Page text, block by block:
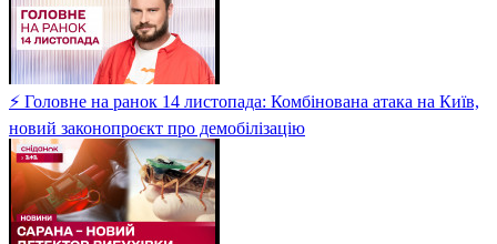
⚡ Головне на ранок 14 листопада: Комбінована атака на Київ,
новий законопроєкт про демобілізацію